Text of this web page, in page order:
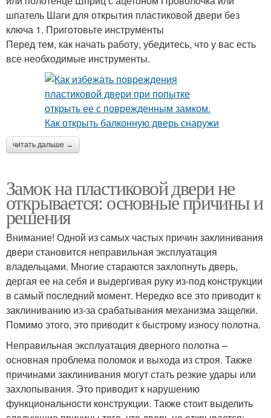
шпатель Шаги для открытия пластиковой двери без
ключа 1. Приготовьте инструменты
Перед тем, как начать работу, убедитесь, что у вас есть
все необходимые инструменты.
читать дальше →
Замок на пластиковой двери не
открывается: основные причины и
решения
Внимание! Одной из самых частых причин заклинивания
двери становится неправильная эксплуатация
владельцами. Многие стараются захлопнуть дверь,
дергая ее на себя и выдергивая руку из-под конструкции
в самый последний момент. Нередко все это приводит к
заклиниванию из-за срабатывания механизма защелки.
Помимо этого, это приводит к быстрому износу полотна.
Неправильная эксплуатация дверного полотна –
основная проблема поломок и выхода из строя. Также
причинами заклинивания могут стать резкие удары или
захлопывания. Это приводит к нарушению
функциональности конструкции. Также стоит выделить